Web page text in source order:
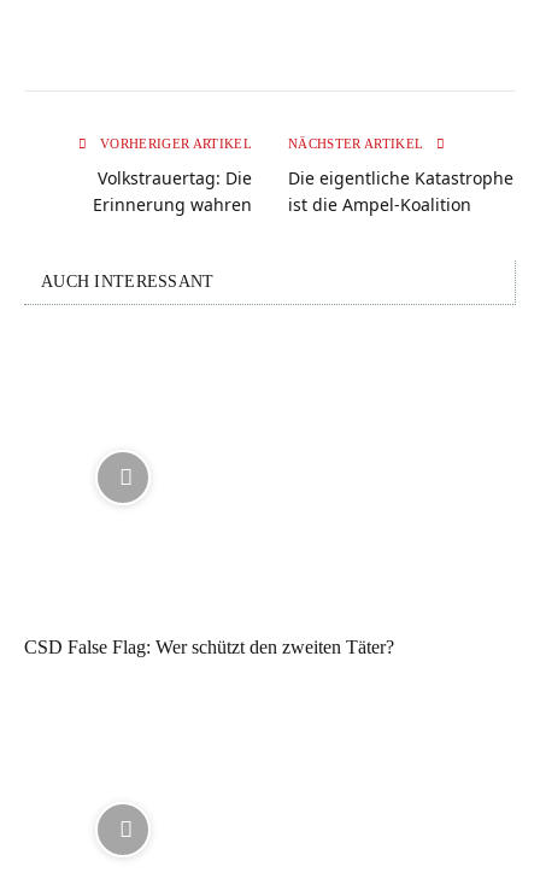
VORHERIGER ARTIKEL
Volkstrauertag: Die
Erinnerung wahren
NÄCHSTER ARTIKEL
Die eigentliche Katastrophe
ist die Ampel-Koalition
AUCH INTERESSANT
CSD False Flag: Wer schützt den zweiten Täter?